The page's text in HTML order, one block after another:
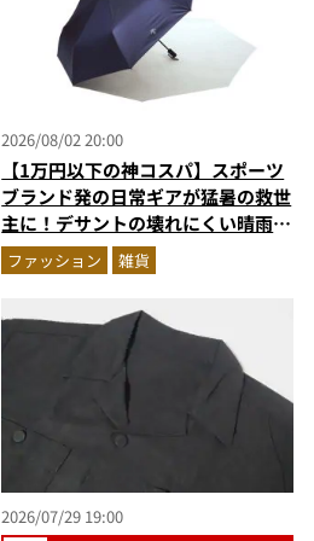
2026/08/02 20:00
【1万円以下の神コスパ】スポーツ
ブランド発の日常ギアが猛暑の救世
主に！デサントの壊れにくい晴雨兼
用傘ほかを徹底解説
ファッション 雑貨
2026/07/29 19:00